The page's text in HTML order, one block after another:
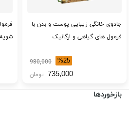
جادوی خانگی زیبایی پوست و بدن با
فرمول های گیاهی و ارگانیک
%25
980,000
735,000 تومان
شویه
بازخوردها